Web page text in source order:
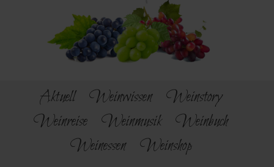
Aktuell Weinwissen
Weinstory
Weinreise
Weinmusik
Weinbuch
Weinessen
Weinshop